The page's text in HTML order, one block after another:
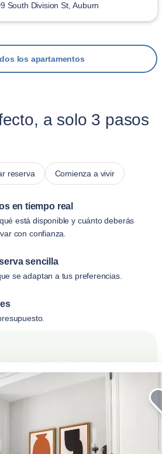
South Division St, Auburn
los apartamentos
a solo 3 pasos
reserva Comienza a vivir
en tiempo real
está disponible y cuánto deberás
con confianza.
sencilla
se adaptan a tus preferencias.